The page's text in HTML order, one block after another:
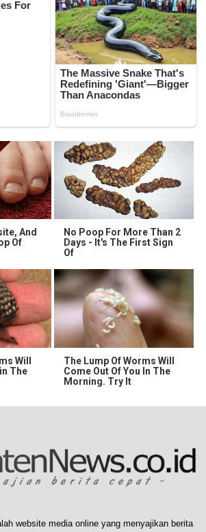
And
Of
No Poop For More Than 2
Days - It's The First Sign
Of
Will
The
The Lump Of Worms Will
Come Out Of You In The
Morning. Try It
website media online yang menyajikan berita